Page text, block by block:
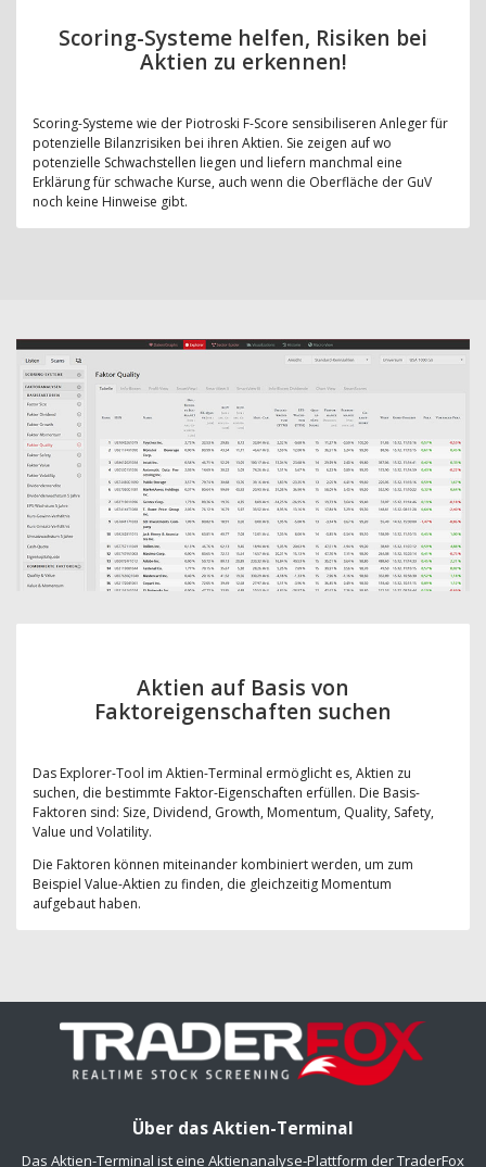
Scoring-Systeme helfen, Risiken bei
Aktien zu erkennen!
Scoring-Systeme wie der Piotroski F-Score sensibiliseren Anleger für
potenzielle Bilanzrisiken bei ihren Aktien. Sie zeigen auf wo
potenzielle Schwachstellen liegen und liefern manchmal eine
Erklärung für schwache Kurse, auch wenn die Oberfläche der GuV
noch keine Hinweise gibt.
Aktien auf Basis von
Faktoreigenschaften suchen
Das Explorer-Tool im Aktien-Terminal ermöglicht es, Aktien zu
suchen, die bestimmte Faktor-Eigenschaften erfüllen. Die Basis-
Faktoren sind: Size, Dividend, Growth, Momentum, Quality, Safety,
Value und Volatility.
Die Faktoren können miteinander kombiniert werden, um zum
Beispiel Value-Aktien zu finden, die gleichzeitig Momentum
aufgebaut haben.
Über das Aktien-Terminal
Das Aktien-Terminal ist eine Aktienanalyse-Plattform der TraderFox